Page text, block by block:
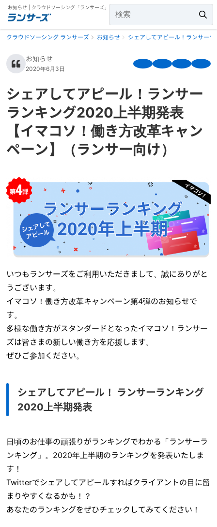
お知らせ | クラウドソーシング「ランサーズ」
クラウドソーシング ランサーズ お知らせ シェアしてアピール！ランサー
お知らせ
2020年6月3日
シェアしてアピール！ランサー
ランキング2020上半期発表
【イマコソ！働き方改革キャン
ペーン】（ランサー向け）
いつもランサーズをご利用いただきまして、誠にありがと
うございます。
イマコソ！働き方改革キャンペーン第4弾のお知らせで
す。
多様な働き方がスタンダードとなったイマコソ！ランサー
ズは皆さまの新しい働き方を応援します。
ぜひご参加ください。
シェアしてアピール！ ランサーランキング
2020上半期発表
日頃のお仕事の頑張りがランキングでわかる「ランサーラ
ンキング」。2020年上半期のランキングを発表いたしま
す！
Twitterでシェアしてアピールすればクライアントの目に留
まりやすくなるかも！？
あなたのランキングをぜひチェックしてみてください！